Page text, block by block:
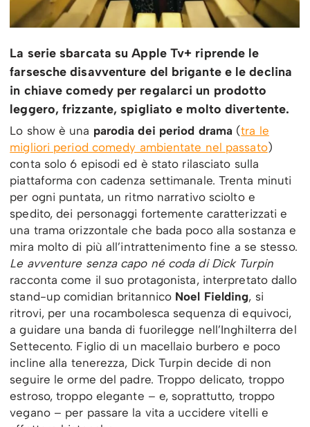
La serie sbarcata su Apple Tv+ riprende le
farsesche disavventure del brigante e le declina
in chiave comedy per regalarci un prodotto
leggero, frizzante, spigliato e molto divertente.
Lo show è una parodia dei period drama (tra le
migliori period comedy ambientate nel passato)
conta solo 6 episodi ed è stato rilasciato sulla
piattaforma con cadenza settimanale. Trenta minuti
per ogni puntata, un ritmo narrativo sciolto e
spedito, dei personaggi fortemente caratterizzati e
una trama orizzontale che bada poco alla sostanza e
mira molto di più all’intrattenimento fine a se stesso.
Le avventure senza capo né coda di Dick Turpin
racconta come il suo protagonista, interpretato dallo
stand-up comidian britannico Noel Fielding, si
ritrovi, per una rocambolesca sequenza di equivoci,
a guidare una banda di fuorilegge nell’Inghilterra del
Settecento. Figlio di un macellaio burbero e poco
incline alla tenerezza, Dick Turpin decide di non
seguire le orme del padre. Troppo delicato, troppo
estroso, troppo elegante – e, soprattutto, troppo
vegano – per passare la vita a uccidere vitelli e